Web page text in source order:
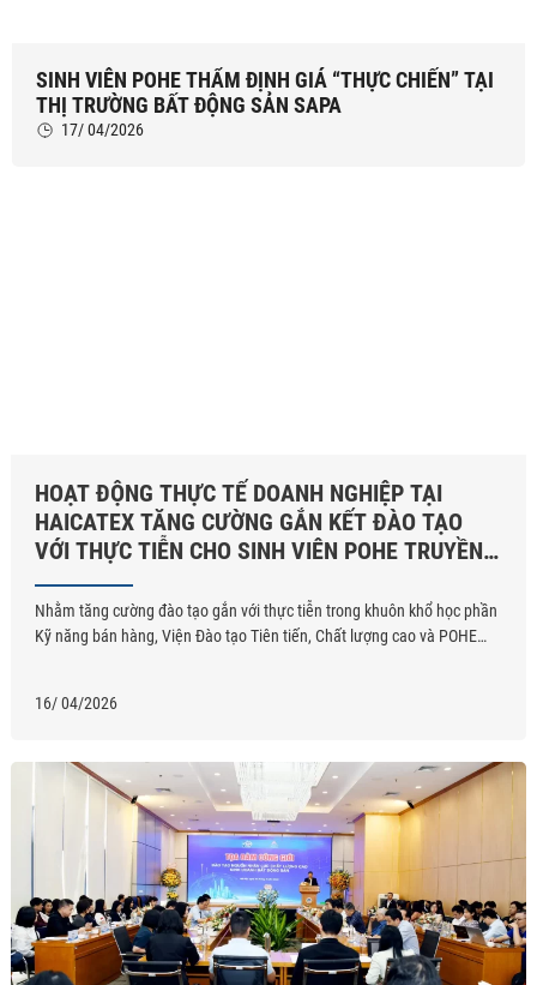
SINH VIÊN POHE THẨM ĐỊNH GIÁ “THỰC CHIẾN” TẠI
THỊ TRƯỜNG BẤT ĐỘNG SẢN SAPA
17/ 04/2026
HOẠT ĐỘNG THỰC TẾ DOANH NGHIỆP TẠI
HAICATEX TĂNG CƯỜNG GẮN KẾT ĐÀO TẠO
VỚI THỰC TIỄN CHO SINH VIÊN POHE TRUYỀN
THÔNG MARKETING
Nhằm tăng cường đào tạo gắn với thực tiễn trong khuôn khổ học phần
Kỹ năng bán hàng, Viện Đào tạo Tiên tiến, Chất lượng cao và POHE
16/ 04/2026